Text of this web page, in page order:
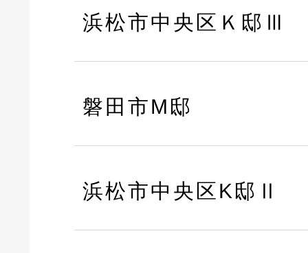
浜松市中央区Ｋ邸Ⅲ
磐田市M邸
浜松市中央区K邸Ⅱ